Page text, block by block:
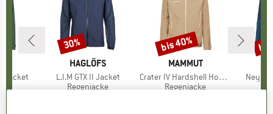
Jacket
MARKE
HAGLÖFS
Artikel
L.I.M GTX II Jacket
Produktgruppe
Regenjacke
Rabatt
30%
MARKE
MAMMUT
Artikel
Crater IV Hardshell Hooded Jacket
Produktgruppe
Regenjacke
Rabatt
bis 40%
Artikel